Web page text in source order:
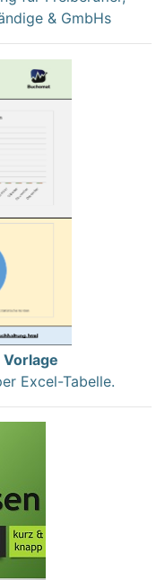
& GmbHs
Excel-Tabelle.